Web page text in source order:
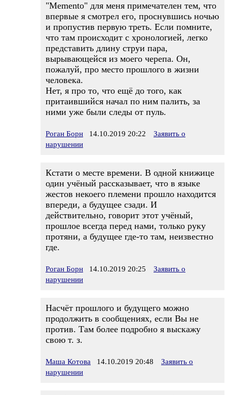
"Memento" для меня примечателен тем, что
впервые я смотрел его, проснувшись ночью
и пропустив первую треть. Если помните,
что там происходит с хронологией, легко
представить длину струи пара,
вырывающейся из моего черепа. Он,
пожалуй, про место прошлого в жизни
человека.
Нет, я про то, что ещё до того, как
притаившийся начал по ним палить, за
ними уже были следы от пуль.
Роган Борн 14.10.2019 20:22
Заявить о
нарушении
Кстати о месте времени. В одной книжице
один учёный рассказывает, что в языке
жестов некоего племени прошло находится
впереди, а будущее сзади. И
действительно, говорит этот учёный,
прошлое всегда перед нами, только руку
протяни, а будущее где-то там, неизвестно
где.
Роган Борн 14.10.2019 20:25
Заявить о
нарушении
Насчёт прошлого и будущего можно
продолжить в сообщениях, если Вы не
против. Там более подробно я выскажу
свою т. з.
Маша Котова 14.10.2019 20:48
Заявить о
нарушении